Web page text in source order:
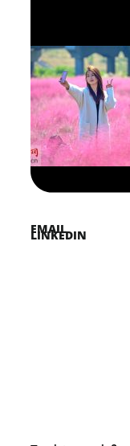
FACEBOOK
PINTEREST
TWITTER
LINKEDIN
EMAIL